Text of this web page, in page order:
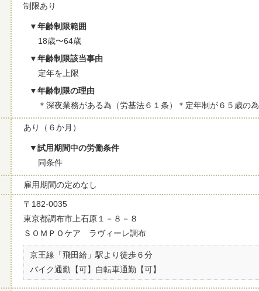
制限あり
年齢制限範囲
18歳〜64歳
年齢制限該当事由
定年を上限
年齢制限の理由
＊深夜業務がある為（労基法６１条）＊定年制が６５歳の為
あり（６か月）
試用期間中の労働条件
同条件
雇用期間の定めなし
〒182-0035
東京都調布市上石原１－８－８
ＳＯＭＰＯケア ラヴィーレ調布
京王線「飛田給」駅より徒歩６分
バイク通勤【可】自転車通勤【可】